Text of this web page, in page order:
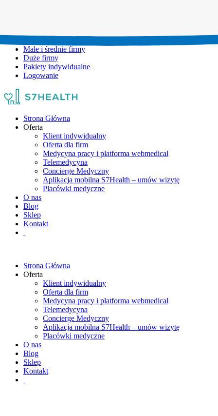
Małe i średnie firmy
Duże firmy
Pakiety indywidualne
Logowanie
Strona Główna
Oferta
Klient indywidualny
Oferta dla firm
Medycyna pracy i platforma webmedical
Telemedycyna
Concierge Medyczny
Aplikacja mobilna S7Health – umów wizytę
Placówki medyczne
O nas
Blog
Sklep
Kontakt
Strona Główna
Oferta
Klient indywidualny
Oferta dla firm
Medycyna pracy i platforma webmedical
Telemedycyna
Concierge Medyczny
Aplikacja mobilna S7Health – umów wizytę
Placówki medyczne
O nas
Blog
Sklep
Kontakt